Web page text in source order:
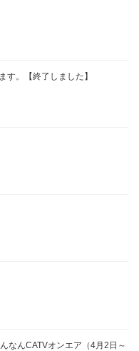
す。【終了しました】
なんCATVオンエア（4月2日～